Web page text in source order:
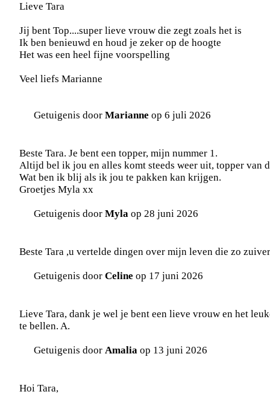
Lieve Tara
Jij bent Top....super lieve vrouw die zegt zoals het is
Ik ben benieuwd en houd je zeker op de hoogte
Het was een heel fijne voorspelling
Veel liefs Marianne
Getuigenis door Marianne op 6 juli 2026
Beste Tara. Je bent een topper, mijn nummer 1.
Altijd bel ik jou en alles komt steeds weer uit, topper van
Wat ben ik blij als ik jou te pakken kan krijgen.
Groetjes Myla xx
Getuigenis door Myla op 28 juni 2026
Beste Tara ,u vertelde dingen over mijn leven die zo
Getuigenis door Celine op 17 juni 2026
Lieve Tara, dank je wel je bent een lieve vrouw en het
te bellen. A.
Getuigenis door Amalia op 13 juni 2026
Hoi Tara,